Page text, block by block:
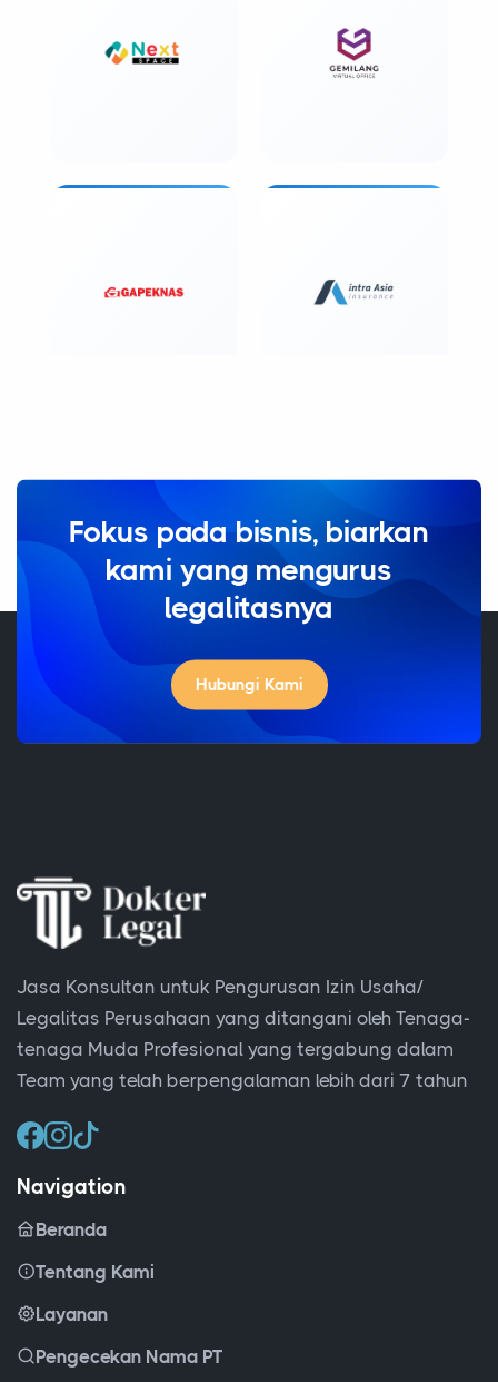
Fokus pada bisnis, biarkan
kami yang mengurus
legalitasnya
Jasa Konsultan untuk Pengurusan Izin Usaha/
tenaga Muda Profesional yang tergabung dalam
Team yang telah berpengalaman lebih dari 7 tahun
Navigation
Beranda
Tentang Kami
Layanan
Pengecekan Nama PT
Tracking System